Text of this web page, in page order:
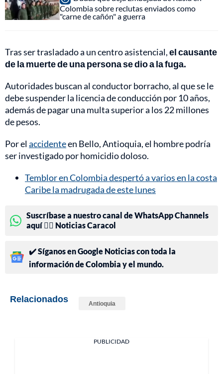
Colombia sobre reclutas enviados como
"carne de cañón" a guerra
Tras ser trasladado a un centro asistencial,el causante
de la muerte de una persona se dio a la fuga.
Autoridades buscan al conductor borracho, al que se le
debe suspender la licencia de conducción por 10 años,
además de pagar una multa superior a los 22 millones
de pesos.
Por elaccidenteen Bello, Antioquia, el hombre podría
ser investigado por homicidio doloso.
Temblor en Colombia despertó a varios en la costa
Caribe la madrugada de este lunes
Suscríbase a nuestro canal de WhatsApp Channels
aquí 👉🏻 Noticias Caracol
✔️ Síganos en Google Noticias con toda la
información de Colombia y el mundo.
Relacionados Antioquia
PUBLICIDAD